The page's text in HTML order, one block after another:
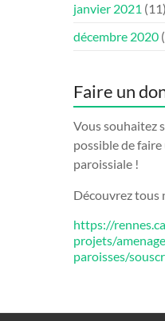
janvier 2021 (11)
décembre 2020
Faire un
Vous souhaitez
possible de
paroissiale !
Découvrez tous
https://
projets/
paroisses/